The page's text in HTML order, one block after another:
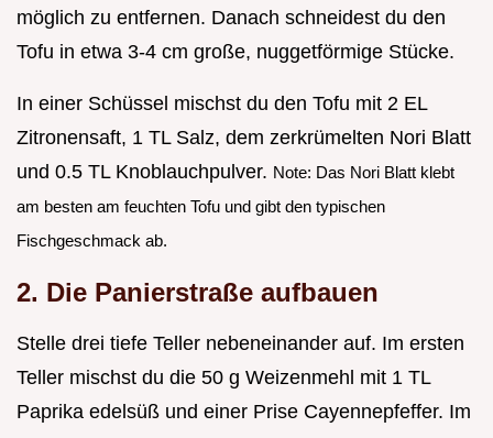
möglich zu entfernen. Danach schneidest du den
Tofu in etwa 3-4 cm große, nuggetförmige Stücke.
In einer Schüssel mischst du den Tofu mit 2 EL
Zitronensaft, 1 TL Salz, dem zerkrümelten Nori Blatt
und 0.5 TL Knoblauchpulver. Note: Das Nori Blatt klebt
am besten am feuchten Tofu und gibt den typischen
Fischgeschmack ab.
2. Die Panierstraße aufbauen
Stelle drei tiefe Teller nebeneinander auf. Im ersten
Teller mischst du die 50 g Weizenmehl mit 1 TL
Paprika edelsüß und einer Prise Cayennepfeffer. Im